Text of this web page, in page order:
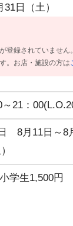
日（土）
登録されていませ
。お店・施設の方は
21：
8月11日～8
学生1,500